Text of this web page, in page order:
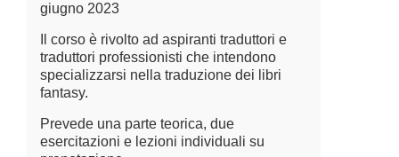
giugno 2023
Il corso è rivolto ad aspiranti traduttori e
traduttori professionisti che intendono
specializzarsi nella traduzione dei libri
fantasy.
Prevede una parte teorica, due
esercitazioni e lezioni individuali su